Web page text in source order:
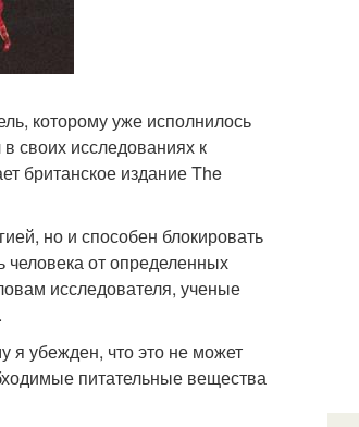
которому уже исполнилось
своих исследованиях к
британское издание The
но и способен блокировать
человека от определенных
исследователя, ученые
я убежден, что это не может
питательные вещества